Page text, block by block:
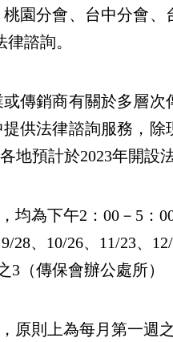
園分會、台中分會
諮詢。
或傳銷商有關於多層
供法律諮詢服務，
預計於2023年開設
均為下午2：00－5：
28、10/26、11/23、12/
傳保會辦公處所）
原則上為每月第一週